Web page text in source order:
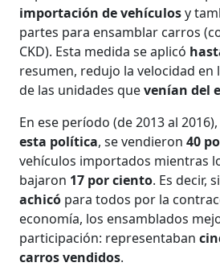
importación de vehículosy
partes para ensamblar carros
CKD). Esta medida se aplicó
resumen, redujo la velocidad en
de las unidades quevenían del
En ese período (de 2013 al
esta política, se vendieron40
vehículos importados mientras
bajaron 17 por ciento. Es decir,
achicó para todos por la
economía, los ensamblados
participación: representaban
carros vendidos.